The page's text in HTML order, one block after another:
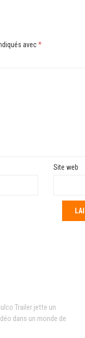
avec*
Site web
Trailer jette un
dans un monde de